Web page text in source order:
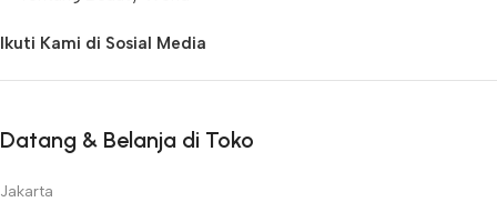
Ikuti Kami di Sosial Media
Datang & Belanja di Toko
Jakarta